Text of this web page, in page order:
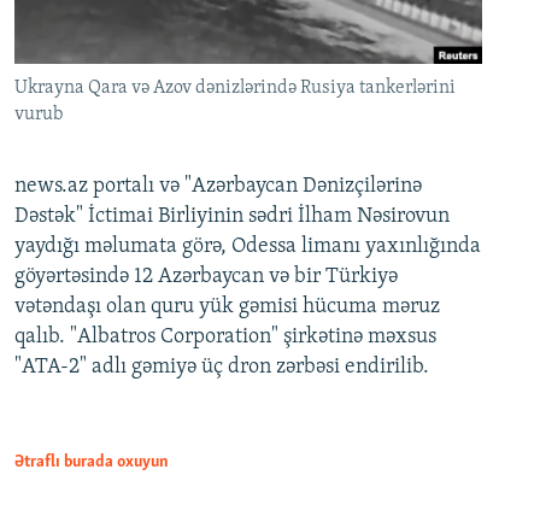
Ukrayna Qara və Azov dənizlərində Rusiya tankerlərini
vurub
news.az portalı və "Azərbaycan Dənizçilərinə
Dəstək" İctimai Birliyinin sədri İlham Nəsirovun
yaydığı məlumata görə, Odessa limanı yaxınlığında
göyərtəsində 12 Azərbaycan və bir Türkiyə
vətəndaşı olan quru yük gəmisi hücuma məruz
qalıb. "Albatros Corporation" şirkətinə məxsus
"ATA-2" adlı gəmiyə üç dron zərbəsi endirilib.
Ətraflı burada oxuyun